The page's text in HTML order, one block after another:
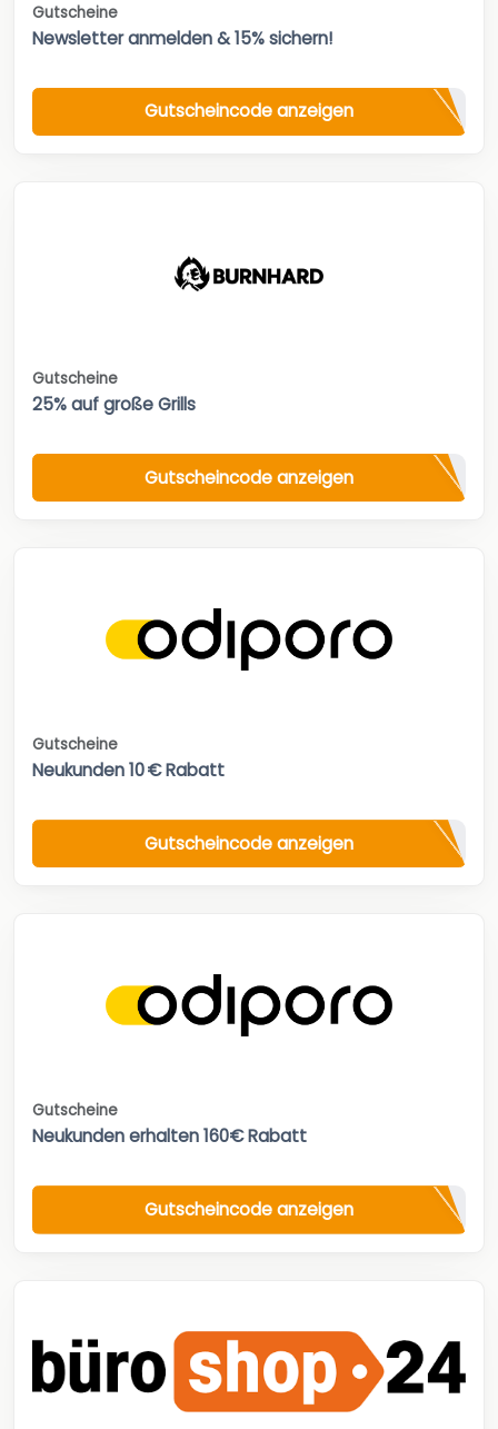
Gutscheine
Newsletter anmelden & 15% sichern!
Gutscheincode anzeigen
Gutscheine
25% auf große Grills
Gutscheincode anzeigen
Gutscheine
Neukunden 10 € Rabatt
Gutscheincode anzeigen
Gutscheine
Neukunden erhalten 160€ Rabatt
Gutscheincode anzeigen